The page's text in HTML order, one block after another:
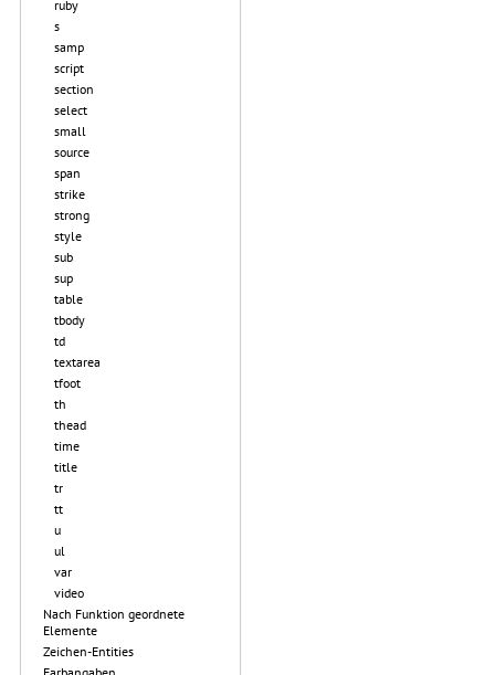
ruby
s
samp
script
section
select
small
source
span
strike
strong
style
sub
sup
table
tbody
td
textarea
tfoot
th
thead
time
title
tr
tt
u
ul
var
video
Nach Funktion geordnete
Elemente
Zeichen-Entities